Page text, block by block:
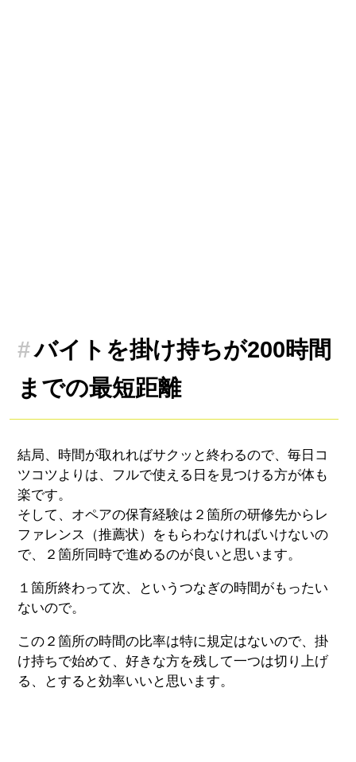
バイトを掛け持ちが200時間
までの最短距離
結局、時間が取れればサクッと終わるので、毎日コ
ツコツよりは、フルで使える日を見つける方が体も
楽です。
そして、オペアの保育経験は２箇所の研修先からレ
ファレンス（推薦状）をもらわなければいけないの
で、２箇所同時で進めるのが良いと思います。
１箇所終わって次、というつなぎの時間がもったい
ないので。
この２箇所の時間の比率は特に規定はないので、掛
け持ちで始めて、好きな方を残して一つは切り上げ
る、とすると効率いいと思います。